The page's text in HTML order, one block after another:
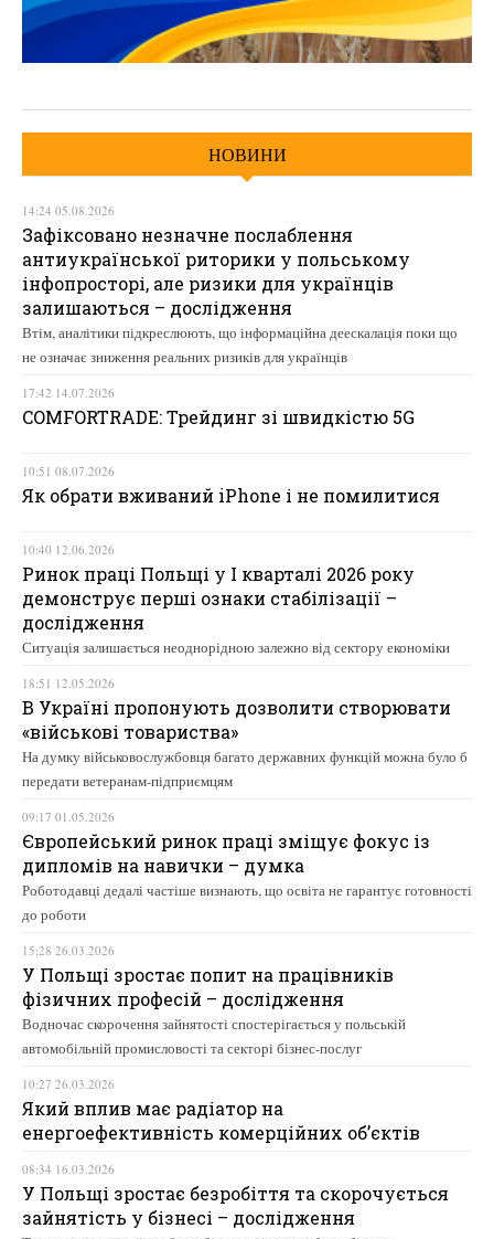
НОВИНИ
14:24 05.08.2026
Зафіксовано незначне послаблення
антиукраїнської риторики у польському
інфопросторі, але ризики для українців
залишаються – дослідження
Втім, аналітики підкреслюють, що інформаційна деескалація поки що
не означає зниження реальних ризиків для українців
17:42 14.07.2026
COMFORTRADE: Трейдинг зі швидкістю 5G
10:51 08.07.2026
Як обрати вживаний iPhone і не помилитися
10:40 12.06.2026
Ринок праці Польщі у І кварталі 2026 року
демонструє перші ознаки стабілізації –
дослідження
Ситуація залишається неоднорідною залежно від сектору економіки
18:51 12.05.2026
В Україні пропонують дозволити створювати
«військові товариства»
На думку військовослужбовця багато державних функцій можна було б
передати ветеранам-підприємцям
09:17 01.05.2026
Європейський ринок праці зміщує фокус із
дипломів на навички – думка
Роботодавці дедалі частіше визнають, що освіта не гарантує готовності
до роботи
15:28 26.03.2026
У Польщі зростає попит на працівників
фізичних професій – дослідження
Водночас скорочення зайнятості спостерігається у польській
автомобільній промисловості та секторі бізнес-послуг
10:27 26.03.2026
Який вплив має радіатор на
енергоефективність комерційних об’єктів
08:34 16.03.2026
У Польщі зростає безробіття та скорочується
зайнятість у бізнесі – дослідження